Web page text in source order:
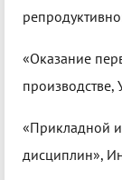
«Оказание
производстве,
«Прикладной
дисциплин»,